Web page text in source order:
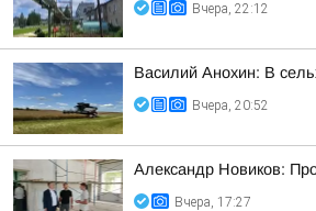
Вчера, 22:12
Василий Анохин: В
Вчера, 20:52
Александр Новиков:
Вчера, 17:27